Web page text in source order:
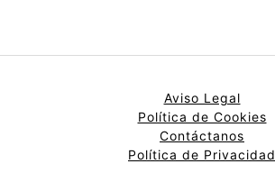
Aviso Legal
Política de Cookies
Contáctanos
Política de Privacidad